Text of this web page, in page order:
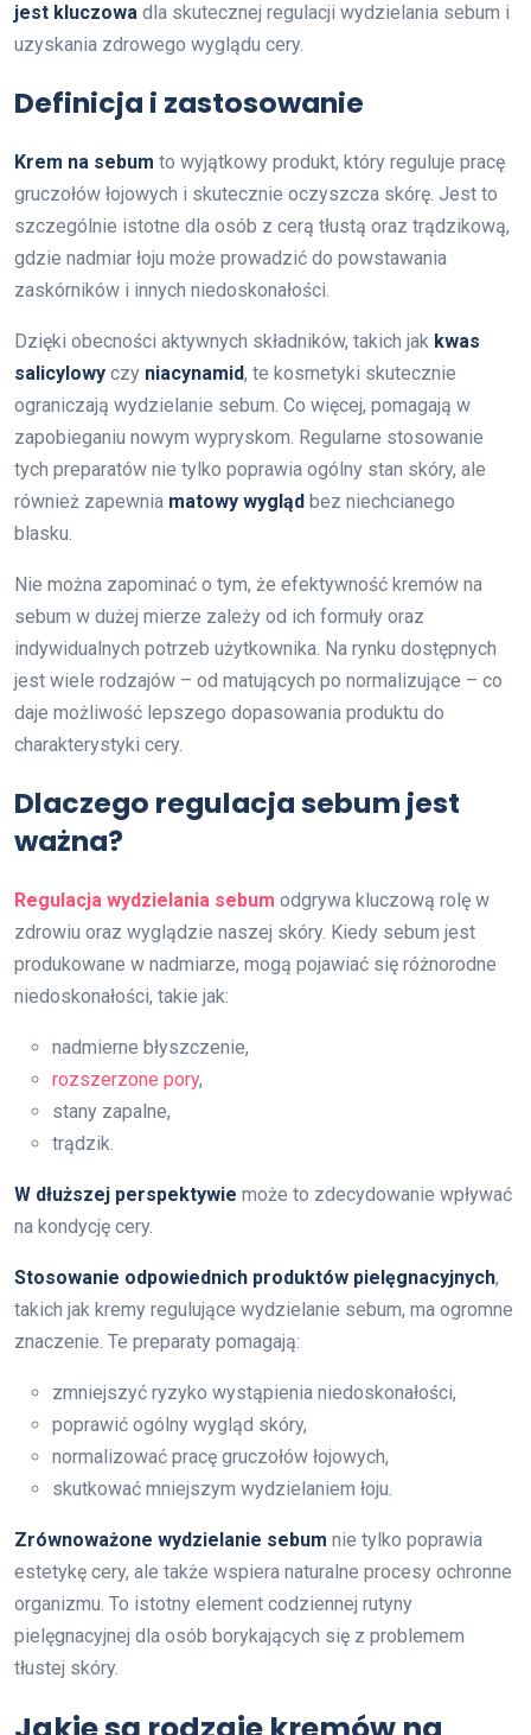
jest kluczowa dla skutecznej regulacji wydzielania sebum i
uzyskania zdrowego wyglądu cery.
Definicja i zastosowanie
Krem na sebum to wyjątkowy produkt, który reguluje pracę
gruczołów łojowych i skutecznie oczyszcza skórę. Jest to
szczególnie istotne dla osób z cerą tłustą oraz trądzikową,
gdzie nadmiar łoju może prowadzić do powstawania
zaskórników i innych niedoskonałości.
Dzięki obecności aktywnych składników, takich jak kwas
salicylowy czy niacynamid, te kosmetyki skutecznie
ograniczają wydzielanie sebum. Co więcej, pomagają w
zapobieganiu nowym wypryskom. Regularne stosowanie
tych preparatów nie tylko poprawia ogólny stan skóry, ale
również zapewnia matowy wygląd bez niechcianego
blasku.
Nie można zapominać o tym, że efektywność kremów na
sebum w dużej mierze zależy od ich formuły oraz
indywidualnych potrzeb użytkownika. Na rynku dostępnych
jest wiele rodzajów – od matujących po normalizujące – co
daje możliwość lepszego dopasowania produktu do
charakterystyki cery.
Dlaczego regulacja sebum jest
ważna?
Regulacja wydzielania sebum odgrywa kluczową rolę w
zdrowiu oraz wyglądzie naszej skóry. Kiedy sebum jest
produkowane w nadmiarze, mogą pojawiać się różnorodne
niedoskonałości, takie jak:
nadmierne błyszczenie,
rozszerzone pory,
stany zapalne,
trądzik.
W dłuższej perspektywie może to zdecydowanie wpływać
na kondycję cery.
Stosowanie odpowiednich produktów pielęgnacyjnych,
takich jak kremy regulujące wydzielanie sebum, ma ogromne
znaczenie. Te preparaty pomagają:
zmniejszyć ryzyko wystąpienia niedoskonałości,
poprawić ogólny wygląd skóry,
normalizować pracę gruczołów łojowych,
skutkować mniejszym wydzielaniem łoju.
Zrównoważone wydzielanie sebum nie tylko poprawia
estetykę cery, ale także wspiera naturalne procesy ochronne
organizmu. To istotny element codziennej rutyny
pielęgnacyjnej dla osób borykających się z problemem
tłustej skóry.